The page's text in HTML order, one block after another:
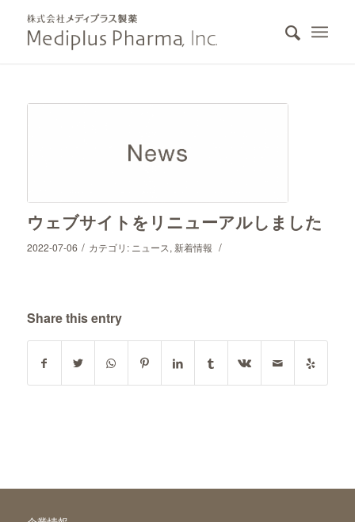
ウェブサイトをリニューアルしました
2022-07-06 / カテゴリ: ニュース, 新着情報 /
Share this entry